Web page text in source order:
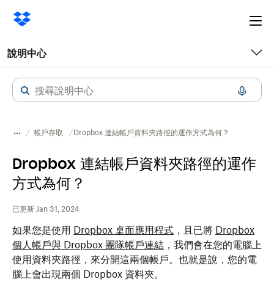
說明中心
帳戶存取 Dropbox 連結帳戶資料夾路徑的運作方式為何？
Dropbox 連結帳戶資料夾路徑的運作
方式為何？
已更新 Jan 31, 2024
如果您是使用 Dropbox 桌面應用程式 ，且已將 Dropbox
個人帳戶與 Dropbox 團隊帳戶連結 ，我們會在您的電腦上
使用資料夾路徑，來分開這兩個帳戶。也就是說，您的電
腦上會出現兩個 Dropbox 資料夾。